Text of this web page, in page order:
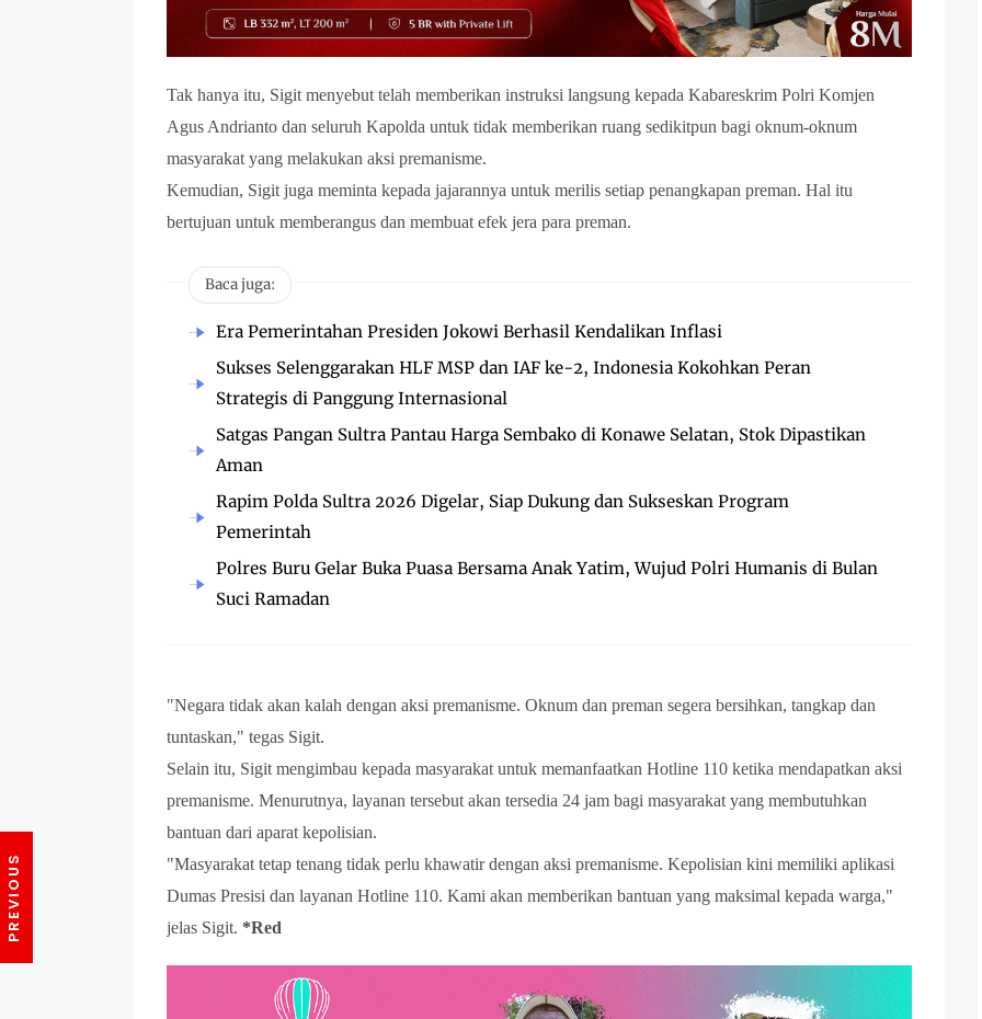
Tak hanya itu, Sigit menyebut telah memberikan instruksi langsung kepada Kabareskrim Polri Komjen
Agus Andrianto dan seluruh Kapolda untuk tidak memberikan ruang sedikitpun bagi oknum-oknum
masyarakat yang melakukan aksi premanisme.
Kemudian, Sigit juga meminta kepada jajarannya untuk merilis setiap penangkapan preman. Hal itu
bertujuan untuk memberangus dan membuat efek jera para preman.
Baca juga:
Era Pemerintahan Presiden Jokowi Berhasil Kendalikan Inflasi
Sukses Selenggarakan HLF MSP dan IAF ke-2, Indonesia Kokohkan Peran
Strategis di Panggung Internasional
Satgas Pangan Sultra Pantau Harga Sembako di Konawe Selatan, Stok Dipastikan
Aman
Rapim Polda Sultra 2026 Digelar, Siap Dukung dan Sukseskan Program
Pemerintah
Polres Buru Gelar Buka Puasa Bersama Anak Yatim, Wujud Polri Humanis di Bulan
Suci Ramadan
"Negara tidak akan kalah dengan aksi premanisme. Oknum dan preman segera bersihkan, tangkap dan
tuntaskan," tegas Sigit.
Selain itu, Sigit mengimbau kepada masyarakat untuk memanfaatkan Hotline 110 ketika mendapatkan aksi
premanisme. Menurutnya, layanan tersebut akan tersedia 24 jam bagi masyarakat yang membutuhkan
bantuan dari aparat kepolisian.
"Masyarakat tetap tenang tidak perlu khawatir dengan aksi premanisme. Kepolisian kini memiliki aplikasi
Dumas Presisi dan layanan Hotline 110. Kami akan memberikan bantuan yang maksimal kepada warga,"
jelas Sigit. *Red